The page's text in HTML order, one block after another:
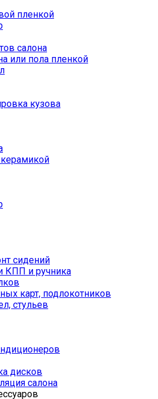
пленкой
салона
или пола пленкой
кузова
сидений
КПП и ручника
карт, подлокотников
стульев
дисков
салона